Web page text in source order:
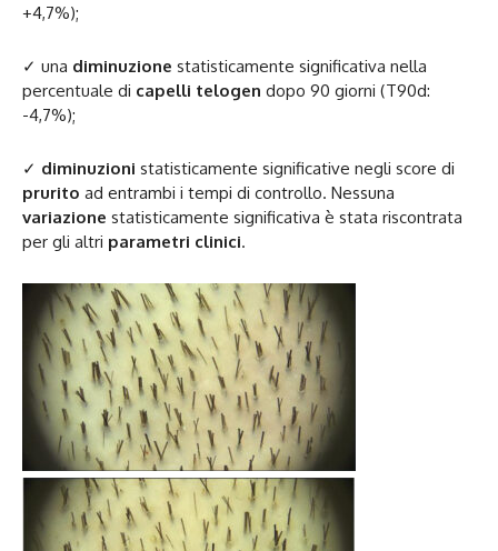
+4,7%);
✓ una diminuzione statisticamente significativa nella
percentuale di capelli telogen dopo 90 giorni (T90d:
-4,7%);
✓ diminuzioni statisticamente significative negli score di
prurito ad entrambi i tempi di controllo. Nessuna
variazione statisticamente significativa è stata riscontrata
per gli altri parametri clinici.